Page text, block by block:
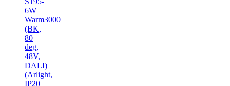
6W
Warm3000
(BK,
80
deg,
48V,
DALI)
(Arlight,
IP20